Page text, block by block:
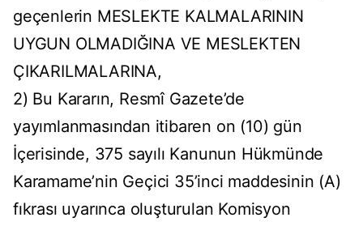
geçenlerin MESLEKTE KALMALARININ
UYGUN OLMADIĞINA VE MESLEKTEN
ÇIKARILMALARINA,
2) Bu Kararın, Resmî Gazete’de
yayımlanmasından itibaren on (10) gün
İçerisinde, 375 sayılı Kanunun Hükmünde
Karamame’nin Geçici 35’inci maddesinin (A)
fıkrası uyarınca oluşturulan Komisyon